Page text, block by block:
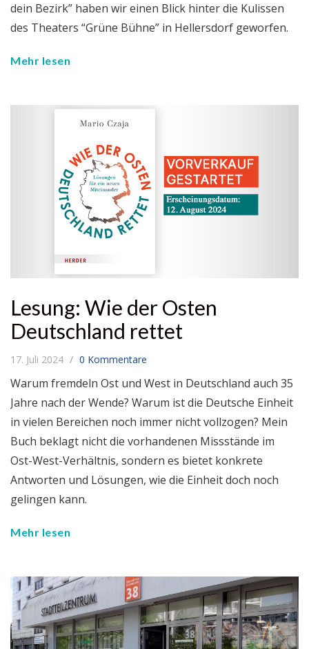
dein Bezirk” haben wir einen Blick hinter die Kulissen
des Theaters “Grüne Bühne” in Hellersdorf geworfen.
Mehr lesen
Lesung: Wie der Osten
Deutschland rettet
17. Juli 2024 0 Kommentare
Warum fremdeln Ost und West in Deutschland auch 35
Jahre nach der Wende? Warum ist die Deutsche Einheit
in vielen Bereichen noch immer nicht vollzogen? Mein
Buch beklagt nicht die vorhandenen Missstände im
Ost-West-Verhältnis, sondern es bietet konkrete
Antworten und Lösungen, wie die Einheit doch noch
gelingen kann.
Mehr lesen